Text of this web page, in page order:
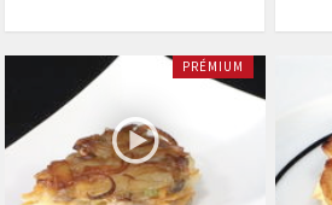
PRÉMIUM